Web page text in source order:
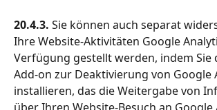
20.4.3. Sie können auch separat
Ihre Website-Aktivitäten Google
Verfügung gestellt werden, indem Sie
Add-on zur Deaktivierung von Google
installieren, das die Weitergabe von